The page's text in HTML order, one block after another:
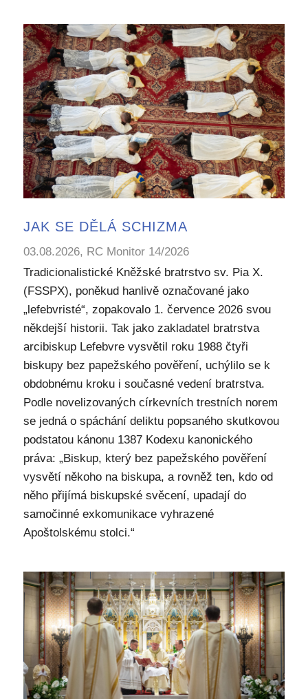
JAK SE DĚLÁ SCHIZMA
03.08.2026, RC Monitor 14/2026
Tradicionalistické Kněžské bratrstvo sv. Pia X.
(FSSPX), poněkud hanlivě označované jako
„lefebvristé“, zopakovalo 1. července 2026 svou
někdejší historii. Tak jako zakladatel bratrstva
arcibiskup Lefebvre vysvětil roku 1988 čtyři
biskupy bez papežského pověření, uchýlilo se k
obdobnému kroku i současné vedení bratrstva.
Podle novelizovaných církevních trestních norem
se jedná o spáchání deliktu popsaného skutkovou
podstatou kánonu 1387 Kodexu kanonického
práva: „Biskup, který bez papežského pověření
vysvětí někoho na biskupa, a rovněž ten, kdo od
něho přijímá biskupské svěcení, upadají do
samočinné exkomunikace vyhrazené
Apoštolskému stolci.“